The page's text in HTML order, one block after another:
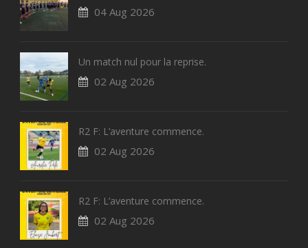
04 Aug 2026
Un match nul pour la reprise.
02 Aug 2026
R2 F: L’aventure commence.
02 Aug 2026
R2 F: L’aventure commence.
02 Aug 2026